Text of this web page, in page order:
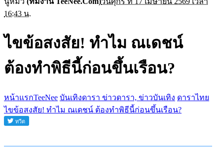
16:43 น.
ไขข้อสงสัย! ทำไม ณเดชน์
ต้องทำพิธีนี้ก่อนขึ้นเรือน?
หน้าแรกTeeNee บันเทิงดารา ข่าวดารา, ข่าวบันเทิง ดาราไทย
ไขข้อสงสัย! ทำไม ณเดชน์ ต้องทำพิธีนี้ก่อนขึ้นเรือน?